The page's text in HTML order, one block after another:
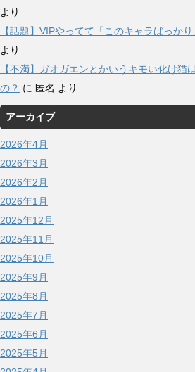
より
【話題】VIPやってて「このキャラばっか
より
【不満】ガオガエンとかいうキモい化け猫
の？ に 匿名 より
アーカイブ
2026年4月
2026年3月
2026年2月
2026年1月
2025年12月
2025年11月
2025年10月
2025年9月
2025年8月
2025年7月
2025年6月
2025年5月